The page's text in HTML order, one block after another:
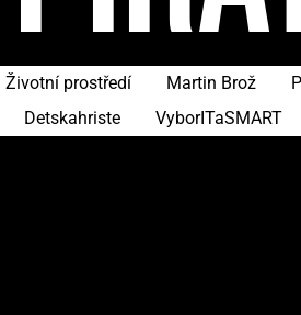
Životní prostředí Martin Brož
Detskahriste VyborITaSMART